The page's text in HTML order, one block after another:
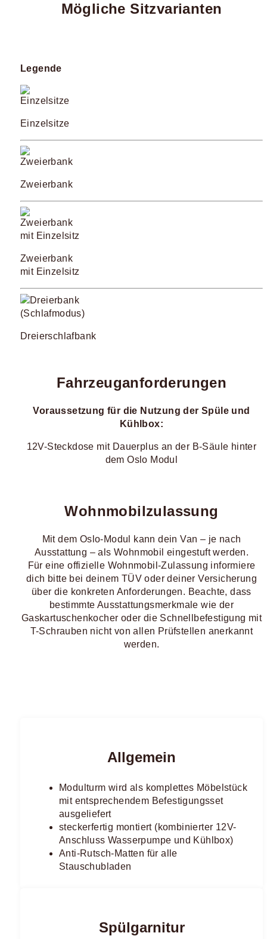
Mögliche Sitzvarianten
Legende
Einzelsitze
Zweierbank
Zweierbank
mit Einzelsitz
Dreierschlafbank
Fahrzeuganforderungen
Voraussetzung für die Nutzung der Spüle und
Kühlbox:
12V-Steckdose mit Dauerplus an der B-Säule hinter
dem Oslo Modul
Wohnmobilzulassung
Mit dem Oslo-Modul kann dein Van – je nach
Ausstattung – als Wohnmobil eingestuft werden.
Für eine offizielle Wohnmobil-Zulassung informiere
dich bitte bei deinem TÜV oder deiner Versicherung
über die konkreten Anforderungen. Beachte, dass
bestimmte Ausstattungsmerkmale wie der
Gaskartuschenkocher oder die Schnellbefestigung mit
T-Schrauben nicht von allen Prüfstellen anerkannt
werden.
Allgemein
Modulturm wird als komplettes Möbelstück
mit entsprechendem Befestigungsset
ausgeliefert
steckerfertig montiert (kombinierter 12V-
Anschluss Wasserpumpe und Kühlbox)
Anti-Rutsch-Matten für alle
Stauschubladen
Spülgarnitur